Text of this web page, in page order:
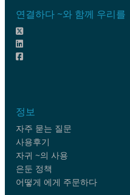
연결하다 ~와 함께 우리를
정보
자주 묻는 질문
사용후기
자귀 ~의 사용
은둔 정책
어떻게 에게 주문하다